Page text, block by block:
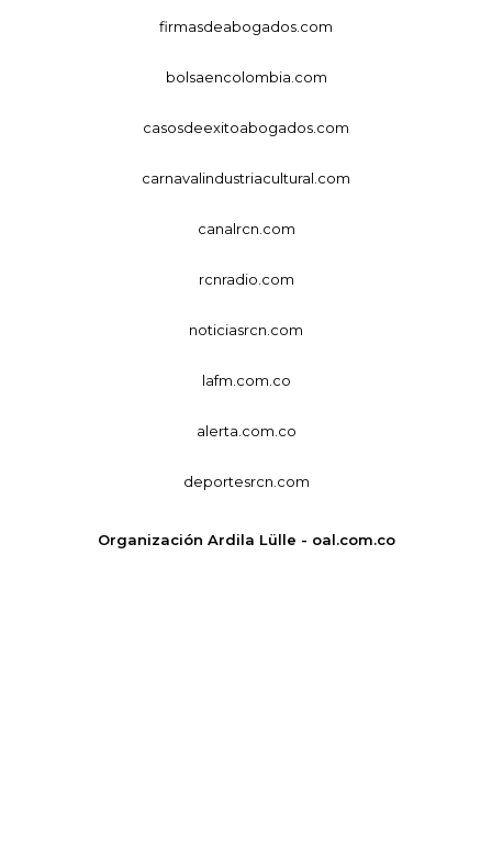
firmasdeabogados.com
bolsaencolombia.com
casosdeexitoabogados.com
carnavalindustriacultural.com
canalrcn.com
rcnradio.com
noticiasrcn.com
lafm.com.co
alerta.com.co
deportesrcn.com
Organización Ardila Lülle - oal.com.co